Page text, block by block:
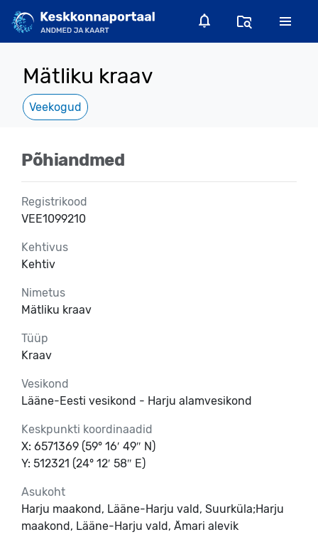
Mätliku kraav
Veekogud
Põhiandmed
Registrikood
VEE1099210
Kehtivus
Kehtiv
Nimetus
Mätliku kraav
Tüüp
Kraav
Vesikond
Lääne-Eesti vesikond - Harju alamvesikond
Keskpunkti koordinaadid
X: 6571369 (59° 16′ 49″ N)
Y: 512321 (24° 12′ 58″ E)
Asukoht
Harju maakond, Lääne-Harju vald, Suurküla;Harju
maakond, Lääne-Harju vald, Ämari alevik